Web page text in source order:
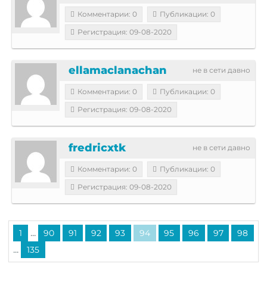
Комментарии: 0
Публикации: 0
Регистрация: 09-08-2020
не в сети давно
ellamaclanachan
Комментарии: 0
Публикации: 0
Регистрация: 09-08-2020
не в сети давно
fredricxtk
Комментарии: 0
Публикации: 0
Регистрация: 09-08-2020
1 ... 90 91 92 93 94 95 96 97 98
... 135